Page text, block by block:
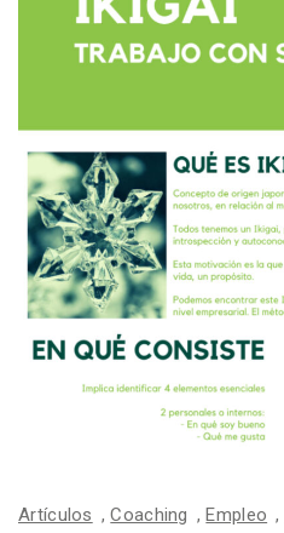
Artículos ,Coaching ,Empleo ,